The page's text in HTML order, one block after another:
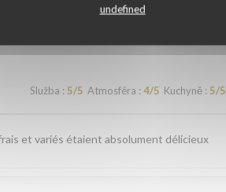
undefined
Služba : 5/5 Atmosféra : 4/5 Kuchyně : 5/5
et variés étaient absolument délicieux